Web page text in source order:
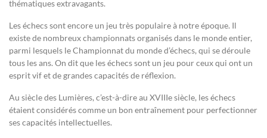
thématiques extravagants.
Les échecs sont encore un jeu très populaire à notre époque. Il
existe de nombreux championnats organisés dans le monde entier,
parmi lesquels le Championnat du monde d’échecs, qui se déroule
tous les ans. On dit que les échecs sont un jeu pour ceux qui ont un
esprit vif et de grandes capacités de réflexion.
Au siècle des Lumières, c’est-à-dire au XVIIIe siècle, les échecs
étaient considérés comme un bon entraînement pour perfectionner
ses capacités intellectuelles.